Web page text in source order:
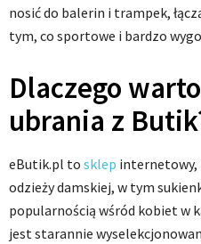
nosić do balerin i trampek,
tym, co sportowe i bardzo
Dlaczego
ubrania z
eButik.pl to sklep internetowy,
odzieży damskiej, w tym
popularnością wśród kobiet w
jest starannie